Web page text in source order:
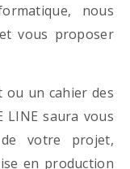
nous
vous proposer
ou un cahier des
LINE saura vous
votre projet,
en production